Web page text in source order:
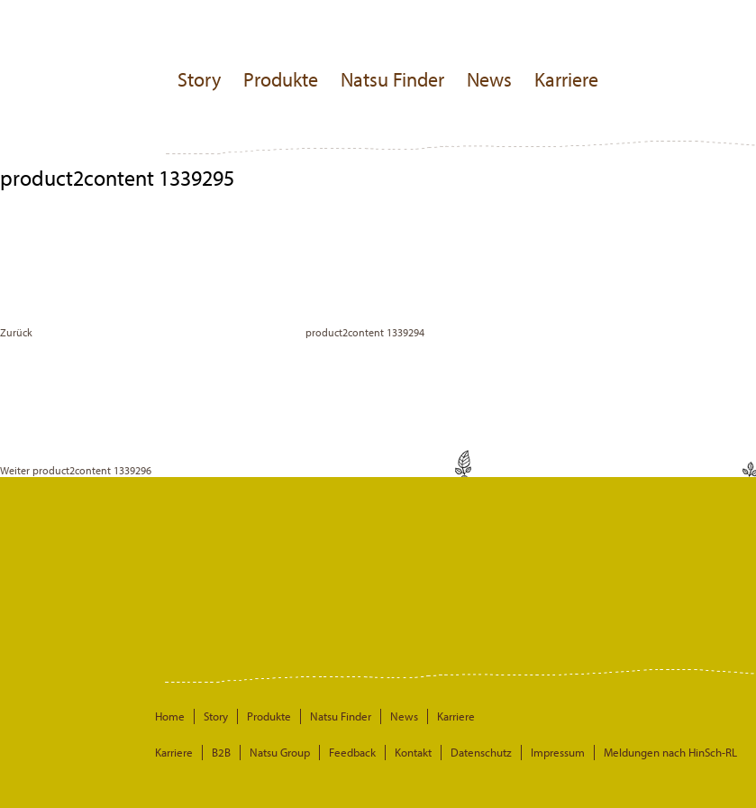
Story Produkte Natsu Finder News Karriere
product2content 1339295
Zurück
product2content 1339294
Weiter product2content 1339296
Home Story Produkte Natsu Finder News Karriere
Karriere B2B Natsu Group Feedback Kontakt Datenschutz Impressum Meldungen nach HinSch-RL